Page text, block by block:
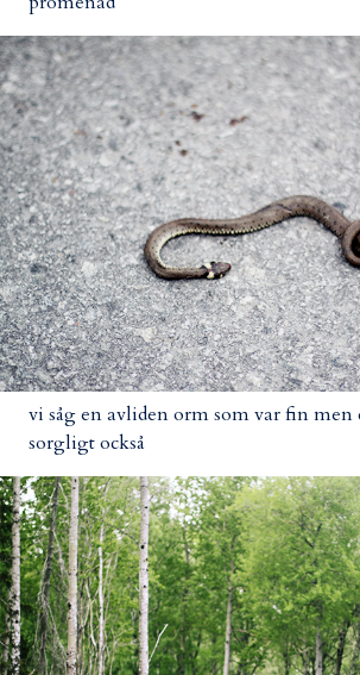
vi såg en avliden orm som var fin men
sorgligt också